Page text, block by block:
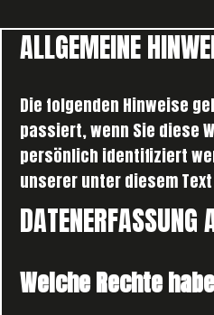
ALLGEMEINE
Die folgenden Hinweise
passiert, wenn Sie diese
persönlich identifiziert
unserer unter diesem
DATENERFASSUNG
Welche Rechte